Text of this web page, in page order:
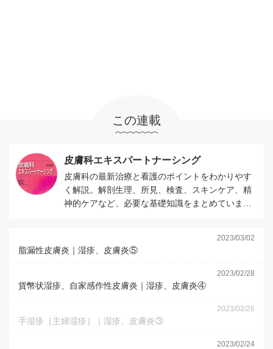
この連載
皮膚科エキスパートナーシング
皮膚科の最新治療と看護のポイントをわかりやす
く解説。解剖生理、所見、検査、スキンケア、精
神的ケアなど、必要な基礎知識をまとめていま
2023/03/02
脂漏性皮膚炎｜湿疹、皮膚炎⑤
2023/02/28
貨幣状湿疹、自家感作性皮膚炎｜湿疹、皮膚炎④
2023/02/26
手湿疹［主婦湿疹］｜湿疹、皮膚炎③
2023/02/24